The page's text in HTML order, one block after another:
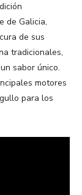
de Galicia,
de sus
tradicionales,
sabor único.
motores
para los